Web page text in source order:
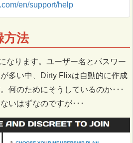
en/support/help
法
なります。ユーザー名とパスワー
多い中、Dirty Flixは自動的に作成
何のためにそうしているのか･･･
いはずなのですが･･･